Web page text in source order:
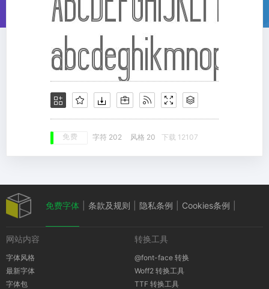
免费 字符 202 风格 20 下载 12107
免费字体 条款及规则 隐私条例 Cookies条例
网站内容
字体风格
最新字体
字体包
转换工具
@font-face 转换
Woff2 转换工具
TTF 转换工具